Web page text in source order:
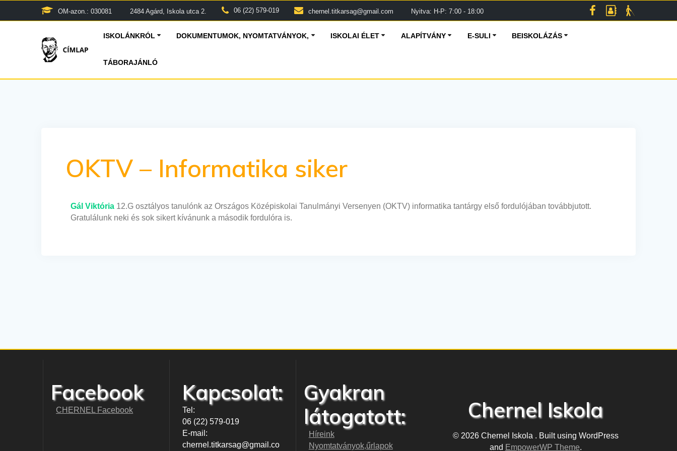
OM-azon.: 030081 2484 Agárd, Iskola utca 2. 06 (22) 579-019 chernel.titkarsag@gmail.com Nyitva: H-P: 7:00 - 18:00
ISKOLÁNKRÓL DOKUMENTUMOK, NYOMTATVÁNYOK, ISKOLAI ÉLET ALAPÍTVÁNY E-SULI BEISKOLÁZÁS
TÁBORAJÁNLÓ
OKTV – Informatika siker
Gál Viktória 12.G osztályos tanulónk az Országos Középiskolai Tanulmányi Versenyen (OKTV) informatika tantárgy első fordulójában továbbjutott.
Gratulálunk neki és sok sikert kívánunk a második fordulóra is.
Facebook
CHERNEL Facebook
Kapcsolat:
Tel:
06 (22) 579-019
E-mail:
chernel.titkarsag@gmail.co
Gyakran
látogatott:
Híreink
Nyomtatványok,űrlapok
Chernel Iskola
© 2026 Chernel Iskola . Built using WordPress
and EmpowerWP Theme.